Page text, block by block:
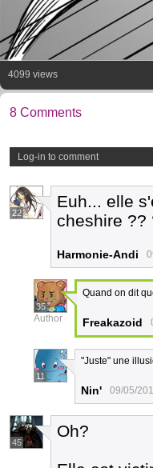
4099 views
8 Comments
Log-in to comment
22
Euh... elle
cheshire ??
Harmonie-Andi
35
Author
Quand on dit
Freakazoid
11
"Juste" une
Nin' 09/05/
45
Oh?